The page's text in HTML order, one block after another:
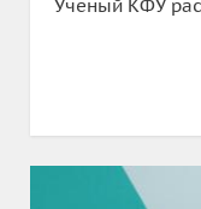
Ученый КФУ